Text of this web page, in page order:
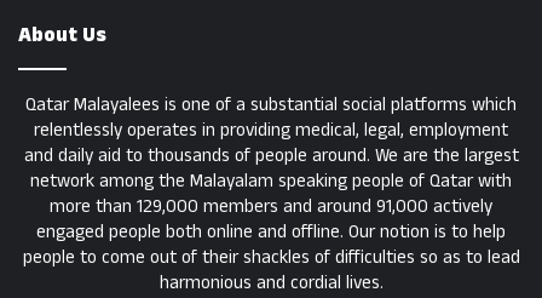
About Us
Qatar Malayalees is one of a substantial social platforms which
relentlessly operates in providing medical, legal, employment
and daily aid to thousands of people around. We are the largest
network among the Malayalam speaking people of Qatar with
more than 129,000 members and around 91,000 actively
engaged people both online and offline. Our notion is to help
people to come out of their shackles of difficulties so as to lead
harmonious and cordial lives.